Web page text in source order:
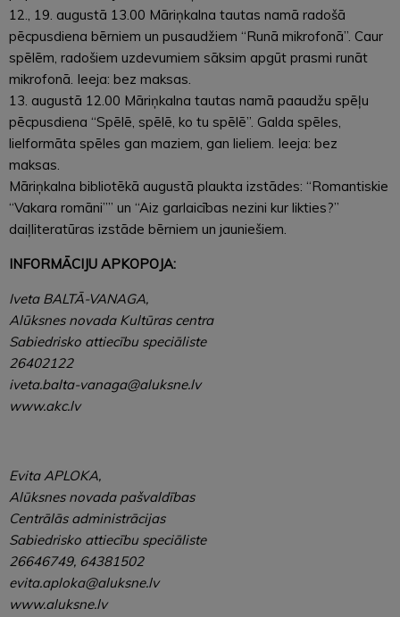
12., 19. augustā 13.00 Māriņkalna tautas namā radošā
pēcpusdiena bērniem un pusaudžiem “Runā mikrofonā”. Caur
spēlēm, radošiem uzdevumiem sāksim apgūt prasmi runāt
mikrofonā. Ieeja: bez maksas.
13. augustā 12.00 Māriņkalna tautas namā paaudžu spēļu
pēcpusdiena “Spēlē, spēlē, ko tu spēlē”. Galda spēles,
lielformāta spēles gan maziem, gan lieliem. Ieeja: bez
maksas.
Māriņkalna bibliotēkā augustā plaukta izstādes: “Romantiskie
“Vakara romāni”” un “Aiz garlaicības nezini kur likties?”
daiļliteratūras izstāde bērniem un jauniešiem.
INFORMĀCIJU APKOPOJA:
Iveta BALTĀ-VANAGA,
Alūksnes novada Kultūras centra
Sabiedrisko attiecību speciāliste
26402122
iveta.balta-vanaga@aluksne.lv
www.akc.lv
Evita APLOKA,
Alūksnes novada pašvaldības
Centrālās administrācijas
Sabiedrisko attiecību speciāliste
26646749, 64381502
evita.aploka@aluksne.lv
www.aluksne.lv